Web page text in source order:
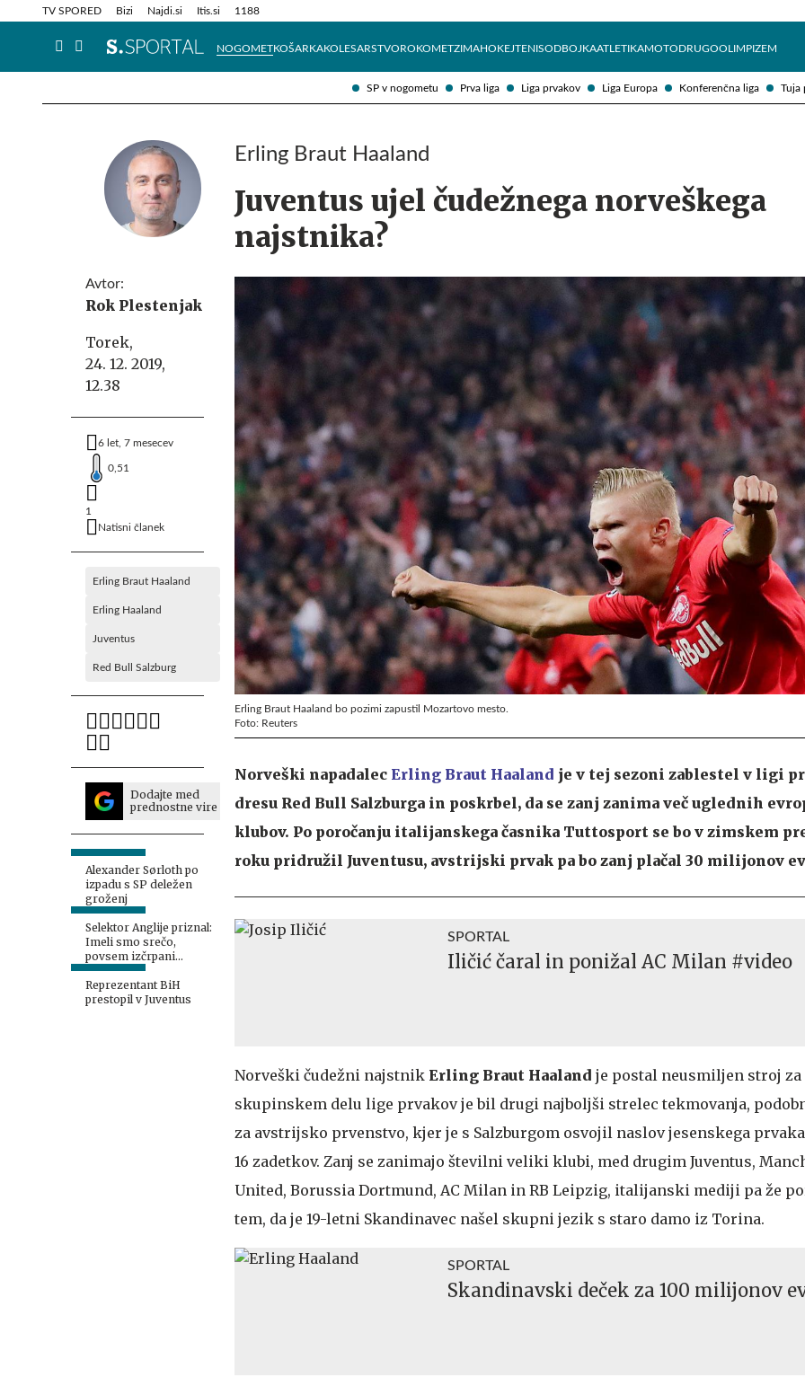
SP v nogometu Prva liga Liga prvakov Liga Europa Konferenčna liga Tuja
TV SPORED Bizi Najdi.si Itis.si 1188
NOGOMETKOŠARKAKOLESARSTVOROKOMETZIMAHOKEJTENISODBOJKAATLETIKAMOTODRUGOOLIMPIZEM
Info in obvestila Tehnik
Avtor:
Rok Plestenjak
Torek,
24. 12. 2019,
12.38
6 let, 7 mesecev
0,51
1
Natisni članek
Erling Braut Haaland
Erling Haaland
Juventus
Red Bull Salzburg
Dodajte med
prednostne vire
Alexander Sørloth po
izpadu s SP deležen
groženj
Selektor Anglije priznal:
Imeli smo srečo,
povsem izčrpani
Haaland se je poklonil
prijatelju #video
Reprezentant BiH
prestopil v Juventus
Erling Braut Haaland
Juventus ujel čudežnega norveškega
najstnika?
Erling Braut Haaland bo pozimi zapustil Mozartovo mesto.
Foto: Reuters
Norveški napadalec Erling Braut Haaland je v tej sezoni zablestel v ligi
dresu Red Bull Salzburga in poskrbel, da se zanj zanima več uglednih
klubov. Po poročanju italijanskega časnika Tuttosport se bo v zimskem
roku pridružil Juventusu, avstrijski prvak pa bo zanj plačal 30 milijonov
SPORTAL
Iličić čaral in ponižal AC Milan #video
Norveški čudežni najstnik Erling Braut Haaland je postal neusmiljen stroj za
skupinskem delu lige prvakov je bil drugi najboljši strelec tekmovanja,
za avstrijsko prvenstvo, kjer je s Salzburgom osvojil naslov jesenskega
16 zadetkov. Zanj se zanimajo številni veliki klubi, med drugim Juventus,
United, Borussia Dortmund, AC Milan in RB Leipzig, italijanski mediji pa že
tem, da je 19-letni Skandinavec našel skupni jezik s staro damo iz Torina.
SPORTAL
Skandinavski deček za 100 milijonov